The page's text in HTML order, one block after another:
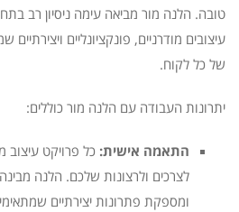
טובה. הלנה מור מביאה עימה ניסיון רב
עיצובים מודרניים, פונקציונליים
של כל לקוח.
יתרונות העבודה עם הלנה מור כוללים:
התאמה אישית: כל פרויקט
לצרכים ולרצונות שלכם. הלנה
ומספקת פתרונות יצירתיים